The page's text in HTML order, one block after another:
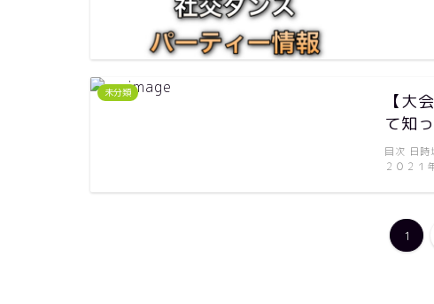
未分類
【大
て知
目次 日
２０２１
1